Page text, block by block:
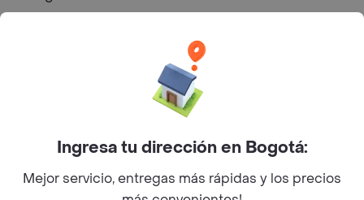
Facebook
Twitter
Instagram
©2026Rappi Inc. All rights reserved.
Ingresa tu dirección en Bogotá:
Mejor servicio, entregas más rápidas y los precios